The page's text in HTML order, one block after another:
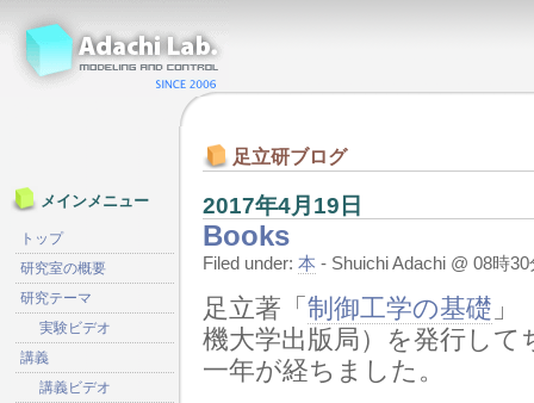
足立研ブログ
2017年4月19日
Books
Filed under: 本 - Shuichi Adachi @ 08時
足立著「 制御工学の基礎 」
機大学出版局）を発行して
一年が経ちました。
メインメニュー
トップ
研究室の概要
研究テーマ
実験ビデオ
講義
講義ビデオ